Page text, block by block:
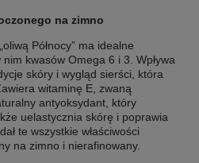
na zimno
Północy” ma idealne
kwasów Omega 6 i 3. Wpływa
skóry i wygląd sierści, która
witaminę E, zwaną
antyoksydant, który
uelastycznia skórę i poprawia
te wszystkie właściwości
na zimno i nierafinowany.